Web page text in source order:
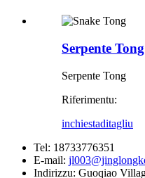
Serpente Tong
Serpente Tong
Riferimentu:
inchiestaditagliu
Tel: 18733776351
E-mail:
Indirizzu: Guoqiao